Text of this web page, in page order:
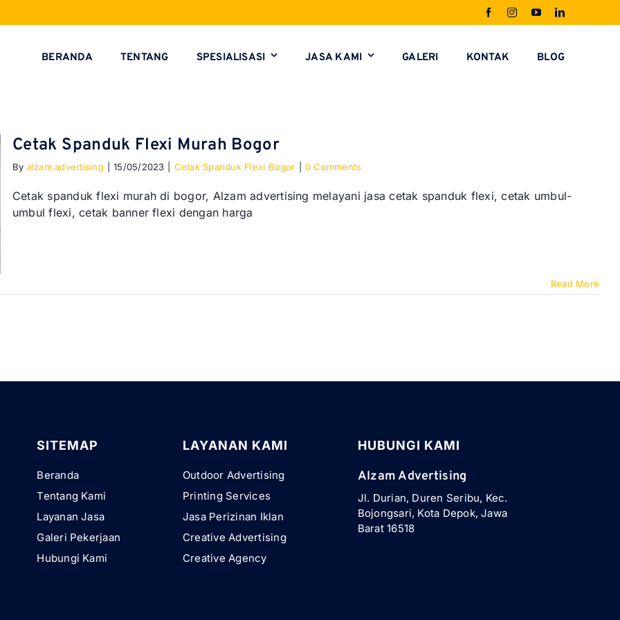
BERANDA TENTANG SPESIALISASI JASA KAMI GALERI KONTAK BLOG
Cetak Spanduk Flexi Murah Bogor
By alzam.advertising 15/05/2023 Cetak Spanduk Flexi Bogor 0 Comments
Cetak spanduk flexi murah di bogor, Alzam advertising melayani jasa cetak spanduk flexi, cetak umbul-
umbul flexi, cetak banner flexi dengan harga
Read More
SITEMAP
Beranda
Tentang Kami
Layanan Jasa
Galeri Pekerjaan
Hubungi Kami
LAYANAN KAMI
Outdoor Advertising
Printing Services
Jasa Perizinan Iklan
Creative Advertising
Creative Agency
HUBUNGI KAMI
Alzam Advertising
Jl. Durian, Duren Seribu, Kec.
Bojongsari, Kota Depok, Jawa
Barat 16518